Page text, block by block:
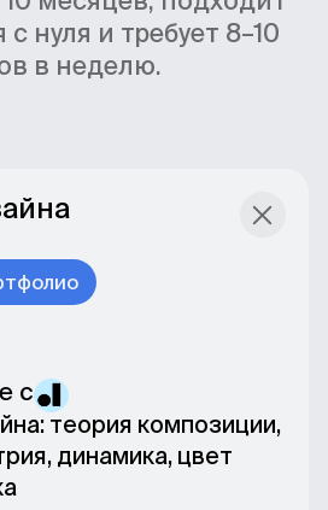
теория композиции,
динамика, цвет
с
опыт
опыт,
в резюме